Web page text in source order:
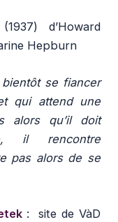
d’Howard
Hepburn
se fiancer
qui attend une
alors qu’il doit
il rencontre
pas alors de se
: site de VàD